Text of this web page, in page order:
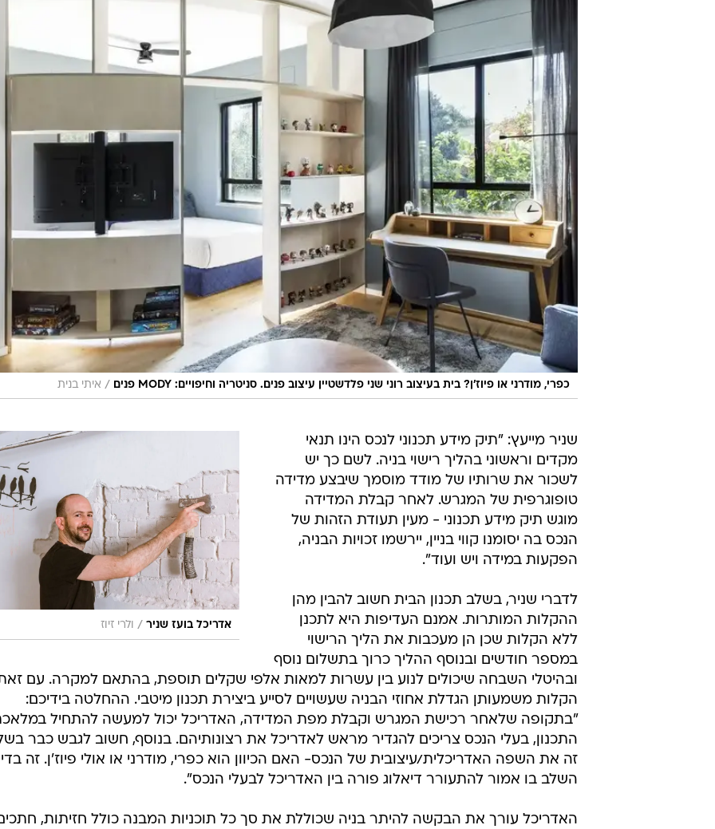
כפרי, מודרני או פיוז'ן? בית בעיצוב רוני שני פלדשטיין עיצוב פנים. סניטריה וחיפויים: MODY פנים / איתי בנית
אדריכל בועז שניר / ולרי זיוז
שניר מייעץ: "תיק מידע תכנוני לנכס הינו תנאי
מקדים וראשוני בהליך רישוי בניה. לשם כך יש
לשכור את שרותיו של מודד מוסמך שיבצע מדידה
טופוגרפית של המגרש. לאחר קבלת המדידה
מוגש תיק מידע תכנוני - מעין תעודת הזהות של
הנכס בה יסומנו קווי בניין, יירשמו זכויות הבניה,
הפקעות במידה ויש ועוד".
לדברי שניר, בשלב תכנון הבית חשוב להבין מהן
ההקלות המותרות. אמנם העדיפות היא לתכנן
ללא הקלות שכן הן מעכבות את הליך הרישוי
במספר חודשים ובנוסף ההליך כרוך בתשלום נוסף
ובהיטלי השבחה שיכולים לנוע בין עשרות למאות אלפי שקלים תוספת, בהתאם למקרה. עם
הקלות משמעותן הגדלת אחוזי הבניה שעשויים לסייע ביצירת תכנון מיטבי. ההחלטה בידיכם:
"בתקופה שלאחר רכישת המגרש וקבלת מפת המדידה, האדריכל יכול למעשה להתחיל
התכנון, בעלי הנכס צריכים להגדיר מראש לאדריכל את רצונותיהם. בנוסף, חשוב לגבש כבר
זה את השפה האדריכלית/עיצובית של הנכס- האם הכיוון הוא כפרי, מודרני או אולי פיוז'ן. זה
השלב בו אמור להתעורר דיאלוג פורה בין האדריכל לבעלי הנכס".
האדריכל עורך את הבקשה להיתר בניה שכוללת את סך כל תוכניות המבנה כולל חזיתות,